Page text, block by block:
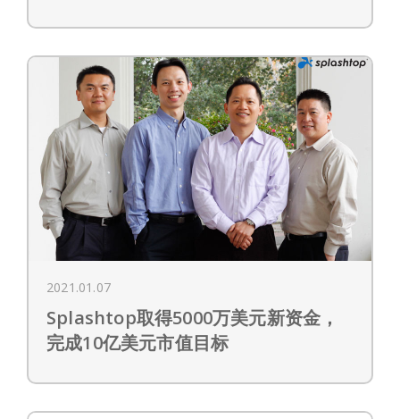
2021.01.07
Splashtop取得5000万美元新资金，
完成10亿美元市值目标